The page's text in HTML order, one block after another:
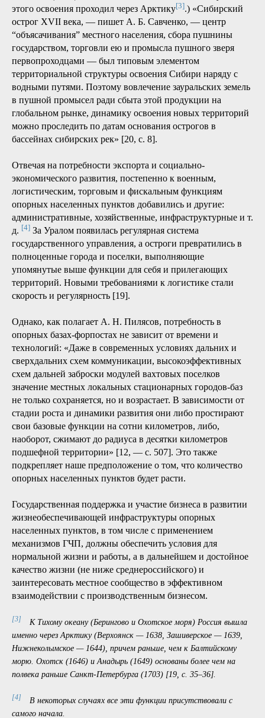
доля опорных населенных пунктов расположена на
узловых точках важных транспортных коридоров.
С учетом того, какое разнообразие функций опорных
населенных пунктов выделено различными
исследователями Арктики [16–19], можно предположить,
что количество населенных пунктов со статусом
«опорный» будет расти. В пользу данного предположения
говорит и то, что набор функций опорных населенных
пунктов усложнялся и расширялся исторически. Что
представлял собой опорный населенный пункт времен
Востока? (Специально отметим, что в XVII веке путь
этого освоения проходил через Арктику [3].) «Сибирский
острог XVII века, — пишет А. Б. Савченко, — центр
“объясачивания” местного населения, сбора пушнины
государством, торговли ею и промысла пушного зверя
первопроходцами — был типовым элементом
территориальной структуры освоения Сибири наряду с
водными путями. Поэтому вовлечение зауральских земель
в пушной промысел ради сбыта этой продукции на
глобальном рынке, динамику освоения новых территорий
можно проследить по датам основания острогов в
Отвечая на потребности экспорта и социально-
экономического развития, постепенно к военным,
логистическим, торговым и фискальным функциям
опорных населенных пунктов добавились и другие:
административные, хозяйственные, инфраструктурные и т.
д. [4]За Уралом появилась регулярная система
государственного управления, а остроги превратились в
полноценные города и поселки, выполняющие
упомянутые выше функции для себя и прилегающих
территорий. Новыми требованиями к логистике стали
скорость и регулярность [19].
опорных базах-форпостах не зависит от времени и
технологий: «Даже в современных условиях дальних и
сверхдальних схем коммуникации, высокоэффективных
схем дальней заброски модулей вахтовых поселков
значение местных локальных стационарных городов-баз
не только сохраняется, но и возрастает. В зависимости от
стадии роста и динамики развития они либо простирают
свои базовые функции на сотни километров, либо,
подшефной территории» [12, — с. 507]. Это также
подкрепляет наше предположение о том, что количество
опорных населенных пунктов будет расти.
Государственная поддержка и участие бизнеса в развитии
населенных пунктов, в том числе с применением
механизмов ГЧП, должны обеспечить условия для